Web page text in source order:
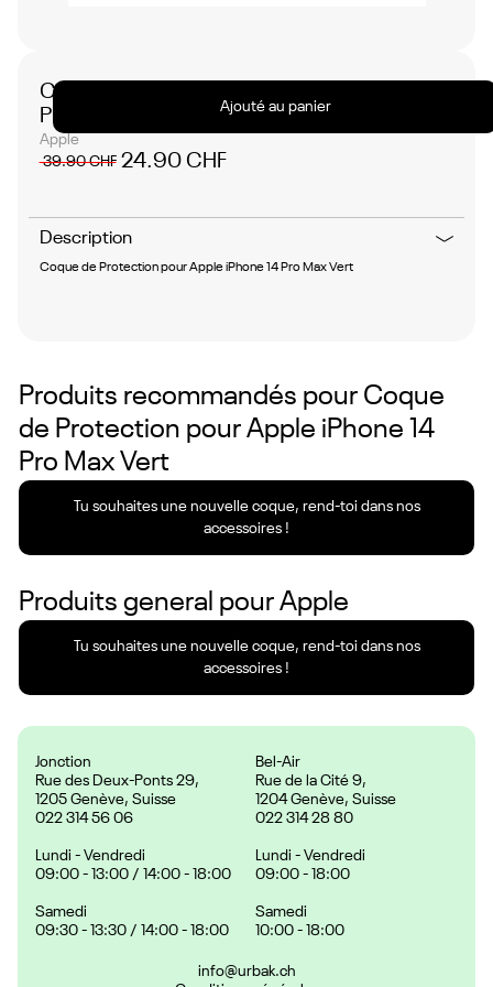
Coque de Protection pour Apple iPhone 14
Pro Max Vert
Apple
39.90 CHF24.90 CHF
Description
Coque de Protection pour Apple iPhone 14 Pro Max Vert
Ajouté au panier
Produits recommandés pour Coque
de Protection pour Apple iPhone 14
Pro Max Vert
Tu souhaites une nouvelle coque, rend-toi dans nos
accessoires !
Produits general pour Apple
Tu souhaites une nouvelle coque, rend-toi dans nos
accessoires !
Jonction
Rue des Deux-Ponts 29,
1205 Genève, Suisse
022 314 56 06
Lundi - Vendredi
09:00 - 13:00 / 14:00 - 18:00
Samedi
09:30 - 13:30 / 14:00 - 18:00
Bel-Air
Rue de la Cité 9,
1204 Genève, Suisse
022 314 28 80
Lundi - Vendredi
09:00 - 18:00
Samedi
10:00 - 18:00
info@urbak.ch